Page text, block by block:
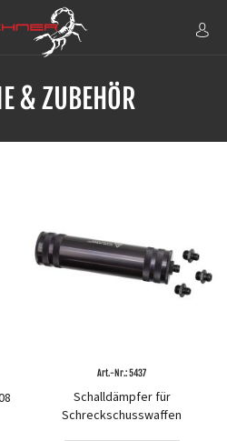
& ZUBEHÖR
Art.-Nr.: 5437
Schalldämpfer für
Schreckschusswaffen